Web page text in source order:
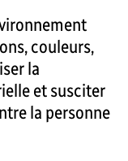
couleurs,
la
et susciter
la personne